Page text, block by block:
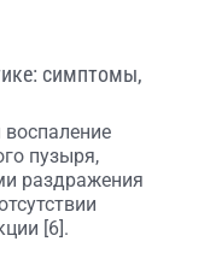
симптомы,
воспаление
пузыря,
раздражения
[6].